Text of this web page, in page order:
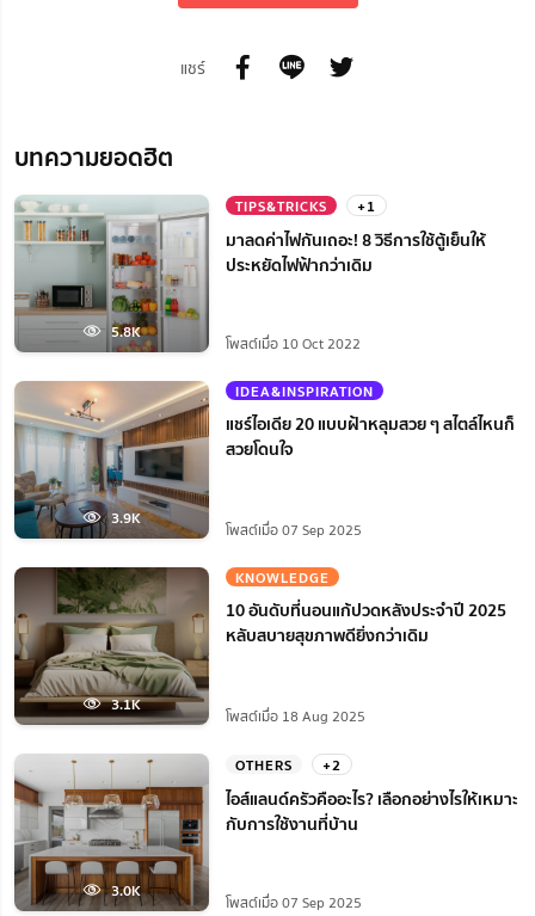
แชร์
บทความยอดฮิต
5.8K
TIPS&TRICKS +1
มาลดค่าไฟกันเถอะ! 8 วิธีการใช้ตู้เย็นให้
ประหยัดไฟฟ้ากว่าเดิม
โพสต์เมื่อ 10 Oct 2022
3.9K
IDEA&INSPIRATION
แชร์ไอเดีย 20 แบบฝ้าหลุมสวย ๆ สไตล์ไหนก็
สวยโดนใจ
โพสต์เมื่อ 07 Sep 2025
3.1K
KNOWLEDGE
10 อันดับที่นอนแก้ปวดหลังประจำปี 2025
หลับสบายสุขภาพดียิ่งกว่าเดิม
โพสต์เมื่อ 18 Aug 2025
3.0K
OTHERS +2
ไอส์แลนด์ครัวคืออะไร? เลือกอย่างไรให้เหมาะ
กับการใช้งานที่บ้าน
โพสต์เมื่อ 07 Sep 2025